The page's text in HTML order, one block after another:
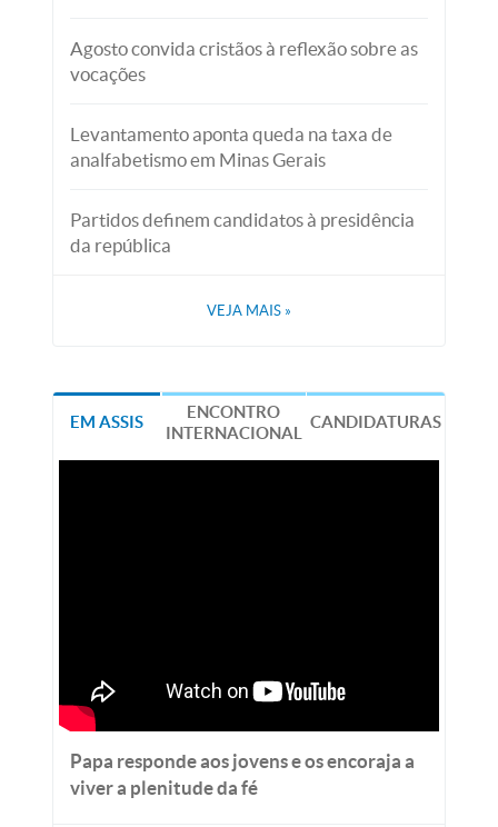
Agosto convida cristãos à reflexão sobre as
vocações
Levantamento aponta queda na taxa de
analfabetismo em Minas Gerais
Partidos definem candidatos à presidência
da república
VEJA MAIS »
EM ASSIS
ENCONTRO
INTERNACIONAL
CANDIDATURAS
Papa responde aos jovens e os encoraja a
viver a plenitude da fé